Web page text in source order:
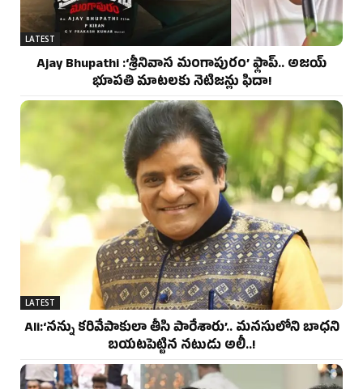
LATEST
Ajay Bhupathi :‘శ్రీనివాస మంగాపురం’ ఫ్లాప్.. అజయ్
భూపతి మాటలకు నెటిజన్లు ఫిదా!
LATEST
Ali:‘నన్ను కరివేపాకులా తీసి పారేశారు’.. మనసులోని బాధని
బయటపెట్టిన నటుడు అలీ..!